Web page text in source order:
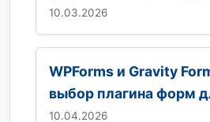
10.03.2026
WPForms и Gravity
выбор плагина форм
10.04.2026